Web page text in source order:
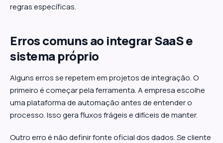
regras específicas.
Erros comuns ao integrar SaaS e
sistema próprio
Alguns erros se repetem em projetos de integração. O
primeiro é começar pela ferramenta. A empresa escolhe
uma plataforma de automação antes de entender o
processo. Isso gera fluxos frágeis e difíceis de manter.
Outro erro é não definir fonte oficial dos dados. Se cliente